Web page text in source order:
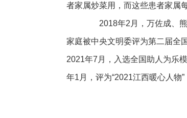
者家属炒菜用，而这些患者家属
2018年2月，万佐成、熊
家庭被中央文明委评为第二届全
2021年7月，入选全国助人为乐
年1月，评为“2021江西暖心人物”